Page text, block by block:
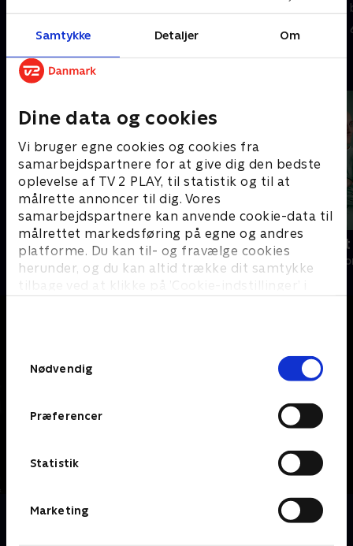
Samtykke Detaljer Om
Dine data og cookies
Vi bruger egne cookies og cookies fra
samarbejdspartnere for at give dig den bedste
oplevelse af TV 2 PLAY, til statistik og til at
målrette annoncer til dig. Vores
samarbejdspartnere kan anvende cookie-data til
målrettet markedsføring på egne og andres
platforme. Du kan til- og fravælge cookies
herunder, og du kan altid trække dit samtykke
tilbage ved at klikke på ’Cookie-indstillinger’ i
Nødvendig
Præferencer
Statistik
Marketing
6. september 2023 • 41 min
Andre så også
Happy fucking Pride
Drama • 1 sæsoner
Fake Patient
Drama • 1
Om Grimm